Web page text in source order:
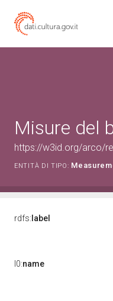
Misure del
https://w3id.org/arco/
ENTITÀ DI TIPO:
rdfs: label
l0:name